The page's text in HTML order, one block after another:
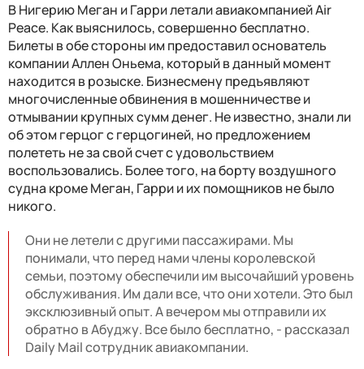
В Нигерию Меган и Гарри летали авиакомпанией Air
Peace. Как выяснилось, совершенно бесплатно.
Билеты в обе стороны им предоставил основатель
компании Аллен Оньема, который в данный момент
находится в розыске. Бизнесмену предъявляют
многочисленные обвинения в мошенничестве и
отмывании крупных сумм денег. Не известно, знали ли
об этом герцог с герцогиней, но предложением
полететь не за свой счет с удовольствием
воспользовались. Более того, на борту воздушного
судна кроме Меган, Гарри и их помощников не было
никого.
Они не летели с другими пассажирами. Мы
понимали, что перед нами члены королевской
семьи, поэтому обеспечили им высочайший уровень
обслуживания. Им дали все, что они хотели. Это был
эксклюзивный опыт. А вечером мы отправили их
обратно в Абуджу. Все было бесплатно, - рассказал
Daily Mail сотрудник авиакомпании.